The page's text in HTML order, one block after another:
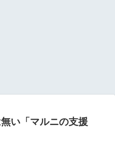
い「マルニの支援